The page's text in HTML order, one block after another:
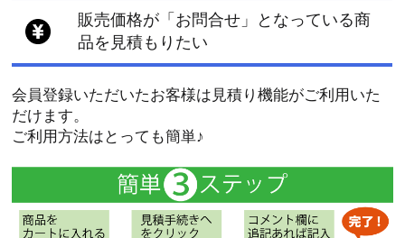
販売価格が「お問合せ」となっている商
品を見積もりたい
会員登録いただいたお客様は見積り機能がご利用いた
だけます。
ご利用方法はとっても簡単♪